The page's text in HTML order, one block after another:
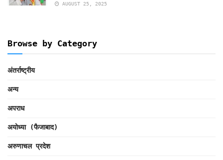
AUGUST 25, 2025
Browse by Category
अंतर्राष्ट्रीय
अन्य
अपराध
अयोध्या (फैजाबाद)
अरुणाचल प्रदेश